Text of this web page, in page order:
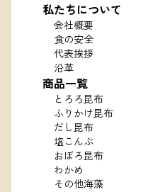
私たちについて
会社概要
食の安全
代表挨拶
沿革
商品一覧
とろろ昆布
ふりかけ昆布
だし昆布
塩こんぶ
おぼろ昆布
わかめ
その他海藻